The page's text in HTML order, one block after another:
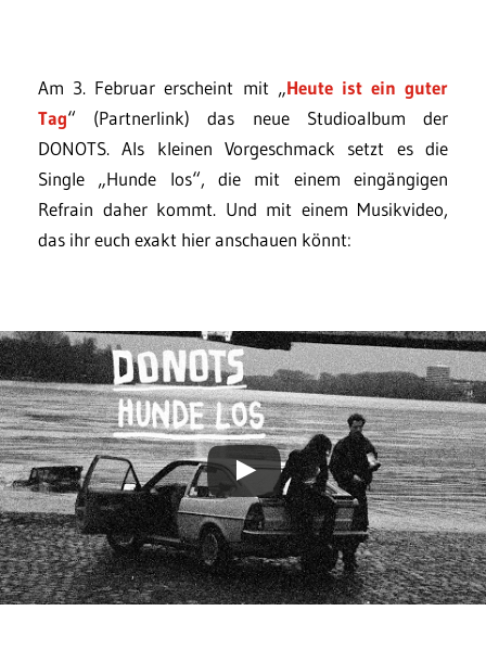
Am 3. Februar erscheint mit „Heute ist ein guter
Tag“ (Partnerlink) das neue Studioalbum der
DONOTS. Als kleinen Vorgeschmack setzt es die
Single „Hunde los“, die mit einem eingängigen
Refrain daher kommt. Und mit einem Musikvideo,
das ihr euch exakt hier anschauen könnt: